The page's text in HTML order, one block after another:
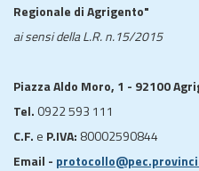
Regionale di Agrigento"
ai sensi della L.R. n.15/2015
Piazza Aldo Moro, 1 - 92100
Tel. 0922 593 111
C.F. e P.IVA: 80002590844
Email -